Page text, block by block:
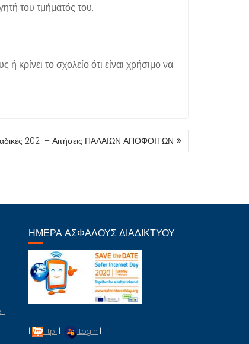
του τμήματός του.
κρίνει το σχολείο ότι είναι χρήσιμο να
2021 – Αιτήσεις ΠΑΛΑΙΩΝ ΑΠΟΦΟΙΤΩΝ
ΗΜΈΡΑ ΑΣΦΑΛΟΎΣ ΔΙΑΔΙΚΤΎΟΥ
| ftp | Login |